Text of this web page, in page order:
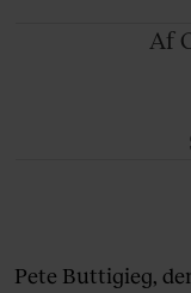
Af
Pete Buttigieg,